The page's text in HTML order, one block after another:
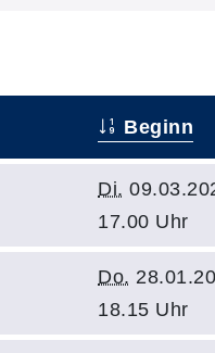
Beginn
Di.
17.00 Uhr
Do.
18.15 Uhr